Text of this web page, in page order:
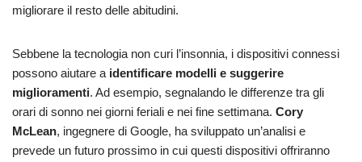
migliorare il resto delle abitudini.
Sebbene la tecnologia non curi l’insonnia, i dispositivi connessi
possono aiutare a identificare modelli e suggerire
miglioramenti. Ad esempio, segnalando le differenze tra gli
orari di sonno nei giorni feriali e nei fine settimana. Cory
McLean, ingegnere di Google, ha sviluppato un’analisi e
prevede un futuro prossimo in cui questi dispositivi offriranno